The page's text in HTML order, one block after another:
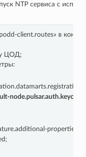
NTP сервиса с
client.routes» в
ЦОД;
properties;